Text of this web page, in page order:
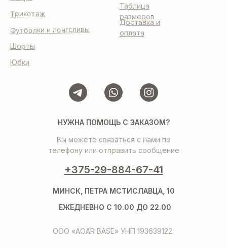
Таблица
размеров
Доставка и
оплата
НУЖНА ПОМОЩЬ С ЗАКАЗОМ?
Вы можете связаться с нами по
телефону или отправить сообщение
+375-29-884-67-41
ООО «AOAR BASE» УНП 193639122
МИНСК, ПЕТРА МСТИСЛАВЦА, 10
ЕЖЕДНЕВНО С 10.00 ДО 22.00
Шорты
Трикотаж
Футболки и лонгсливы
Юбки